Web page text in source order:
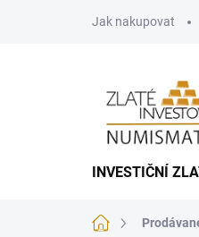
Jak nakupovat
INVESTIČNÍ
Domů